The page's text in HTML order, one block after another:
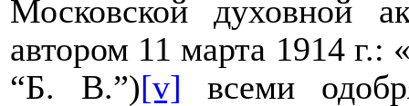
Московской духовной
автором 11 марта 1914
“Б. В.”)[v] всеми